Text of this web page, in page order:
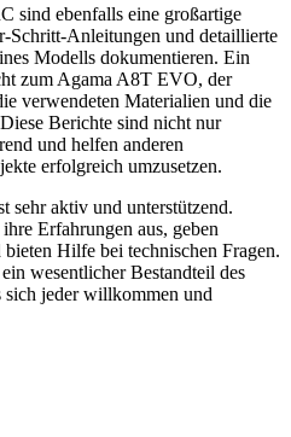
sind ebenfalls eine großartige
Schritt-Anleitungen und detaillierte
Modells dokumentieren. Ein
zum Agama A8T EVO, der
verwendeten Materialien und die
Berichte sind nicht nur
und helfen anderen
erfolgreich umzusetzen.
aktiv und unterstützend.
Erfahrungen aus, geben
Hilfe bei technischen Fragen.
wesentlicher Bestandteil des
sich jeder willkommen und